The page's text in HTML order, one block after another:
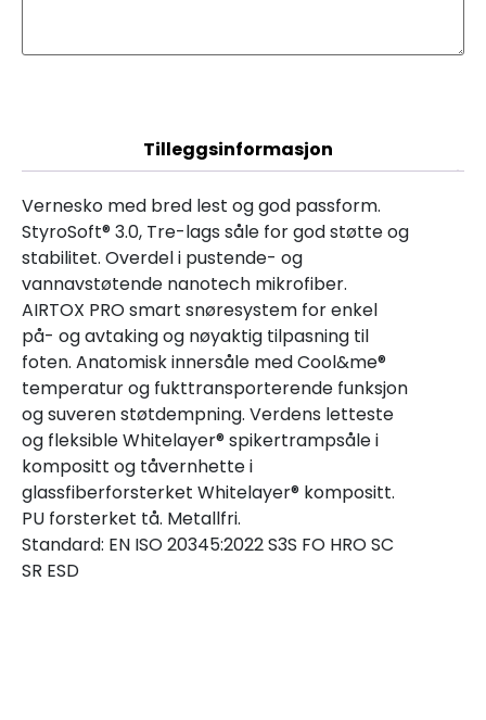
Tilleggsinformasjon
Vernesko med bred lest og god passform.
StyroSoft® 3.0, Tre-lags såle for god støtte og
stabilitet. Overdel i pustende- og
vannavstøtende nanotech mikrofiber.
AIRTOX PRO smart snøresystem for enkel
på- og avtaking og nøyaktig tilpasning til
foten. Anatomisk innersåle med Cool&me®
temperatur og fukttransporterende funksjon
og suveren støtdempning. Verdens letteste
og fleksible Whitelayer® spikertrampsåle i
kompositt og tåvernhette i
glassfiberforsterket Whitelayer® kompositt.
PU forsterket tå. Metallfri.
Standard: EN ISO 20345:2022 S3S FO HRO SC
SR ESD